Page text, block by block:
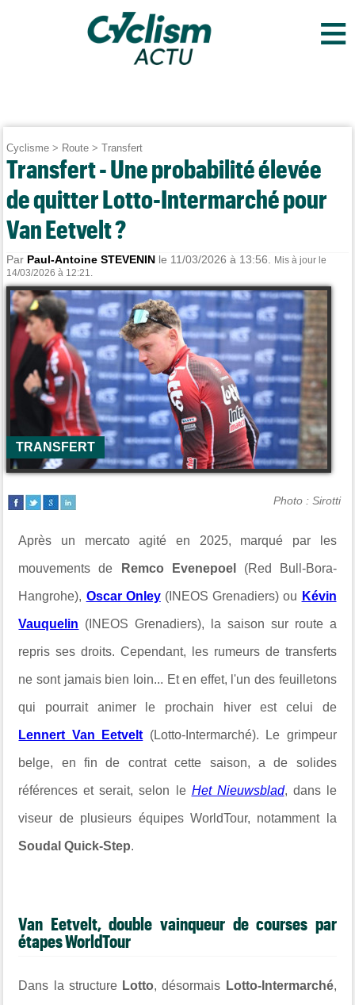
≡
Cyclisme > Route >Transfert
Transfert - Une probabilité élevée
de quitter Lotto-Intermarché pour
Van Eetvelt ?
Par Paul-Antoine STEVENIN le 11/03/2026 à 13:56.
Mis à jour le
14/03/2026 à 12:21.
TRANSFERT
Photo : Sirotti
Après un mercato agité en 2025, marqué par les
mouvements de Remco Evenepoel (Red Bull-Bora-
Hangrohe), Oscar Onley (INEOS Grenadiers) ou Kévin
Vauquelin (INEOS Grenadiers), la saison sur route a
repris ses droits. Cependant, les rumeurs de transferts
ne sont jamais bien loin... Et en effet, l'un des feuilletons
qui pourrait animer le prochain hiver est celui de
Lennert Van Eetvelt (Lotto-Intermarché). Le grimpeur
belge, en fin de contrat cette saison, a de solides
références et serait, selon le Het Nieuwsblad, dans le
viseur de plusieurs équipes WorldTour, notamment la
Soudal Quick-Step.
Van Eetvelt, double vainqueur de courses par
étapes WorldTour
Dans la structure Lotto, désormais Lotto-Intermarché,